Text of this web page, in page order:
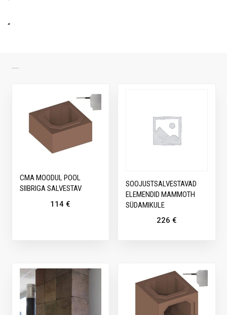
“
CMA MOODUL POOL
SIIBRIGA SALVESTAV
114€
SOOJUSTSALVESTAVAD
ELEMENDID MAMMOTH
SÜDAMIKULE
226 €